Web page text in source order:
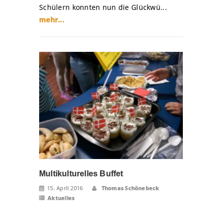
Schülern konnten nun die Glückwü...
mehr...
Multikulturelles Buffet
15. April 2016
Thomas Schönebeck
Aktuelles